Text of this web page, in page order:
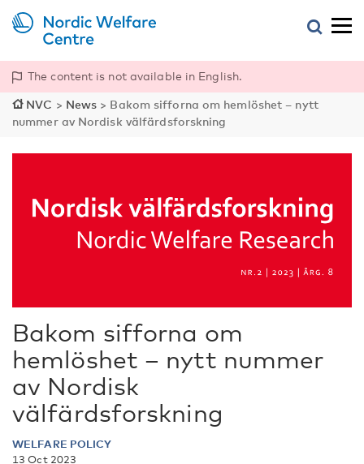
The content is not available in English.
NVC > News > Bakom sifforna om hemlöshet – nytt
nummer av Nordisk välfärdsforskning
Bakom sifforna om
hemlöshet – nytt nummer
av Nordisk
välfärdsforskning
WELFARE POLICY
13 Oct 2023